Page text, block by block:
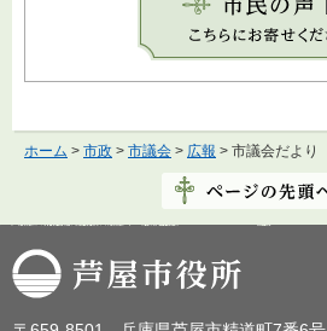
ホーム > 市政 > 市議会 > 広報 > 市議会だより
芦屋市役所